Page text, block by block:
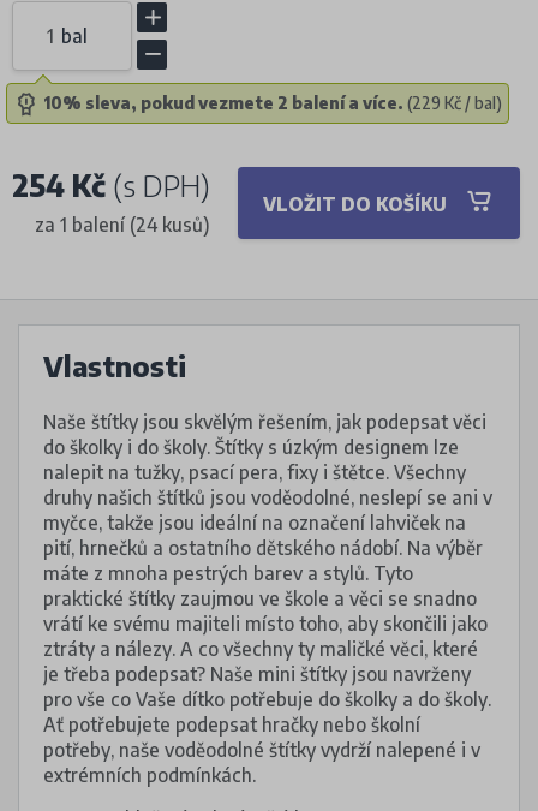
bal
10% sleva, pokud vezmete 2 balení a více. (229 Kč / bal)
254 Kč (s DPH)
za 1 balení (24 kusů)
VLOŽIT DO KOŠÍKU
Vlastnosti
Naše štítky jsou skvělým řešením, jak podepsat věci
do školky i do školy. Štítky s úzkým designem lze
nalepit na tužky, psací pera, fixy i štětce. Všechny
druhy našich štítků jsou voděodolné, neslepí se ani v
myčce, takže jsou ideální na označení lahviček na
pití, hrnečků a ostatního dětského nádobí. Na výběr
máte z mnoha pestrých barev a stylů. Tyto
praktické štítky zaujmou ve škole a věci se snadno
vrátí ke svému majiteli místo toho, aby skončili jako
ztráty a nálezy. A co všechny ty maličké věci, které
je třeba podepsat? Naše mini štítky jsou navrženy
pro vše co Vaše dítko potřebuje do školky a do školy.
Ať potřebujete podepsat hračky nebo školní
potřeby, naše voděodolné štítky vydrží nalepené i v
extrémních podmínkách.